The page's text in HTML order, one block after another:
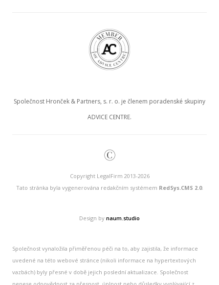
Společnost Hronček & Partners, s. r. o. je členem poradenské skupiny
ADVICE CENTRE.
©
Copyright LegalFirm 2013-2026
Tato stránka byla vygenerována redakčním systémem RedSys.CMS 2.0.
Design by naum.studio
Společnost vynaložila přiměřenou péči na to, aby zajistila, že informace
uvedené na této webové stránce (nikoli informace na hypertextových
vazbách) byly přesné v době jejich poslední aktualizace. Společnost